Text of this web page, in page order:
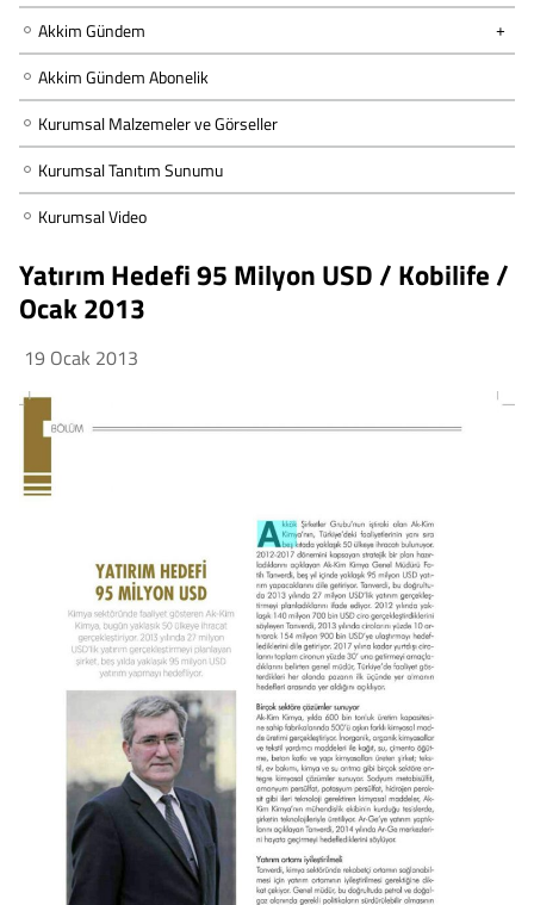
Akkim Gündem
Akkim Gündem Abonelik
Kurumsal Malzemeler ve Görseller
Kurumsal Tanıtım Sunumu
Kurumsal Video
Yatırım Hedefi 95 Milyon USD / Kobilife /
Ocak 2013
19 Ocak 2013